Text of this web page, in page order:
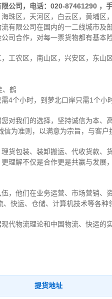
公司 ，电话：020-87461290 ，
珠区，天河区，白云区，黄埔
有限公司在国内的一二线城市
司合作，对每一票货物都有基本
工农区，南山区，兴安区，东山
、鹤
4个小时，到萝北口岸只需1个小
对我们的选择，坚持诚信为本、
为准则，以满意为宗旨，与客户
货包装、装卸搬运、代收货款
理解不仅是合作更是共赢与发展
，他们在业务运营、市场营销、
快运、仓储、计算机技术等各种
代物流理论和中国物流、快运
提货地址